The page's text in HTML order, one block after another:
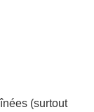
(surtout